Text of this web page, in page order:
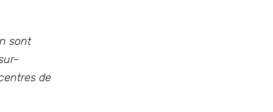
sont
de